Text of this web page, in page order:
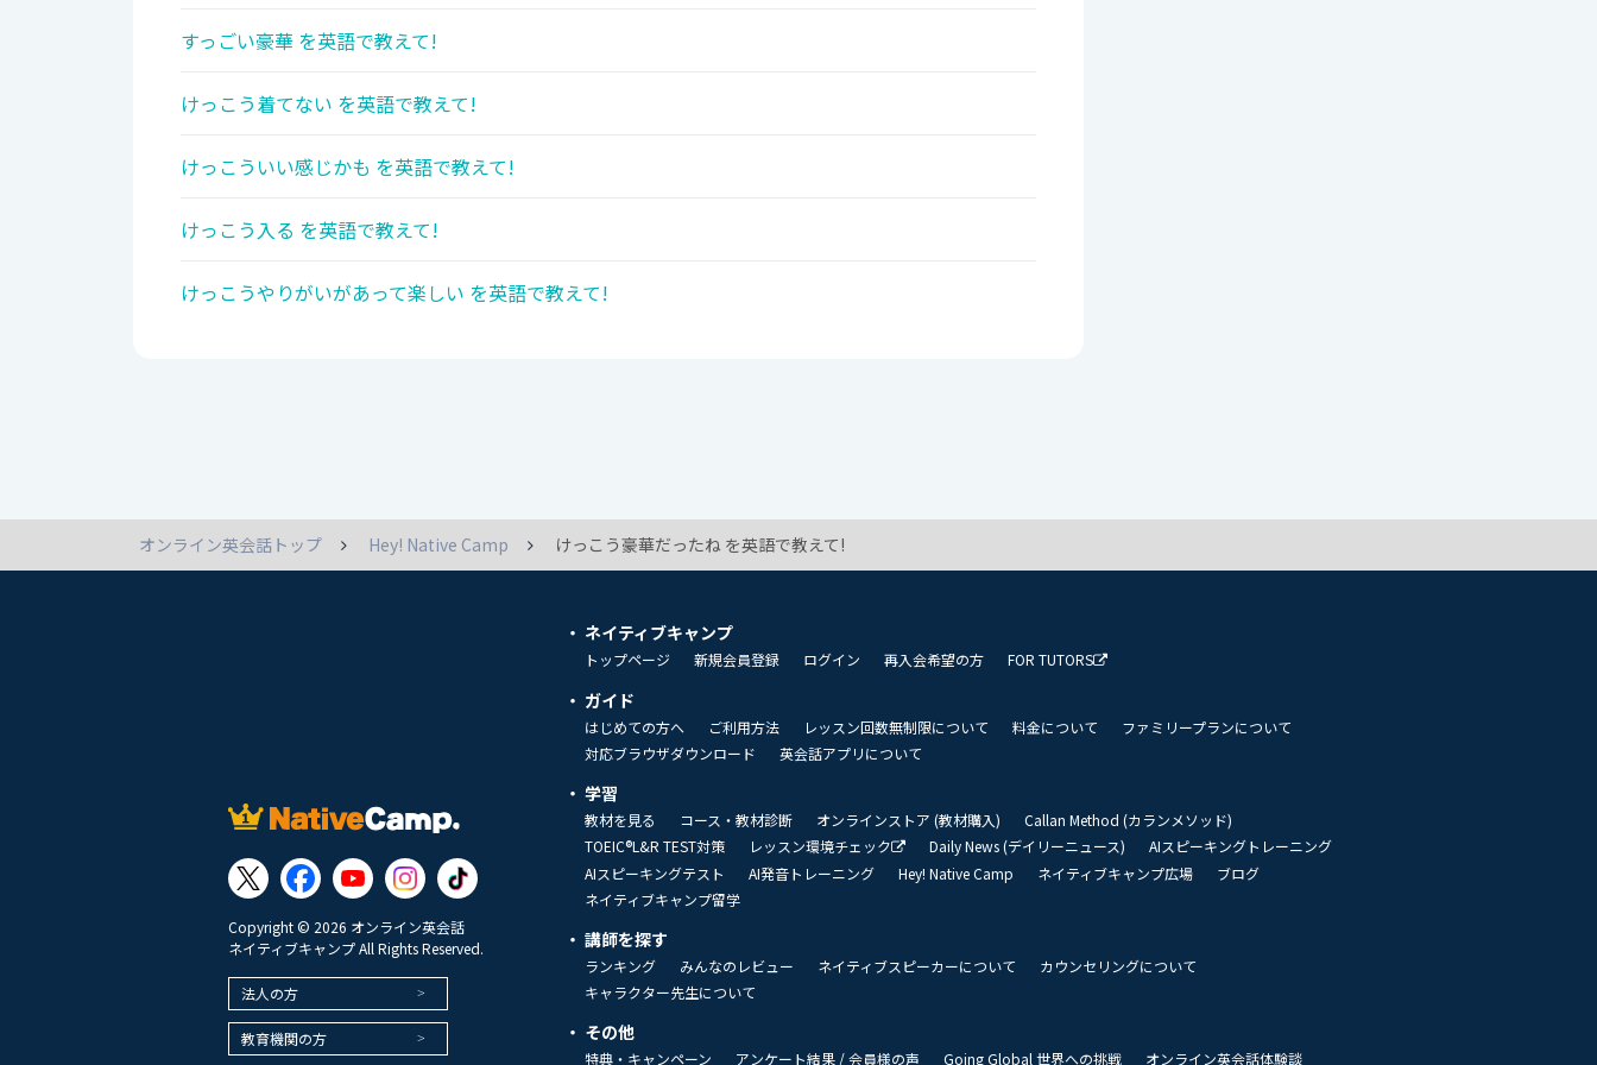
すっごい豪華 を英語で教えて!
けっこう着てない を英語で教えて!
けっこういい感じかも を英語で教えて!
けっこう入る を英語で教えて!
けっこうやりがいがあって楽しい を英語で教えて!
オンライン英会話トップ Hey! Native Camp けっこう豪華だったね を英語で教えて!
Copyright © 2026 オンライン英会話
ネイティブキャンプ All Rights Reserved.
法人の方
教育機関の方
ネイティブキャンプ
トップページ 新規会員登録 ログイン 再入会希望の方 FOR TUTORS
ガイド
はじめての方へ ご利用方法 レッスン回数無制限について 料金について
ファミリープランについて
対応ブラウザダウンロード
英会話アプリについて
学習
教材を見る コース・教材診断 オンラインストア (教材購入)
Callan Method (カランメソッド)
TOEIC®L&R TEST対策
レッスン環境チェック Daily News (デイリーニュース)
AIスピーキングトレーニング
AIスピーキングテスト
AI発音トレーニング Hey! Native Camp ネイティブキャンプ広場
ブログ
ネイティブキャンプ留学
講師を探す
ランキング みんなのレビュー ネイティブスピーカーについて
カウンセリングについて
キャラクター先生について
その他
特典・キャンペーン アンケート結果 / 会員様の声 Going Global 世界への挑戦 オンライン英会話体験談